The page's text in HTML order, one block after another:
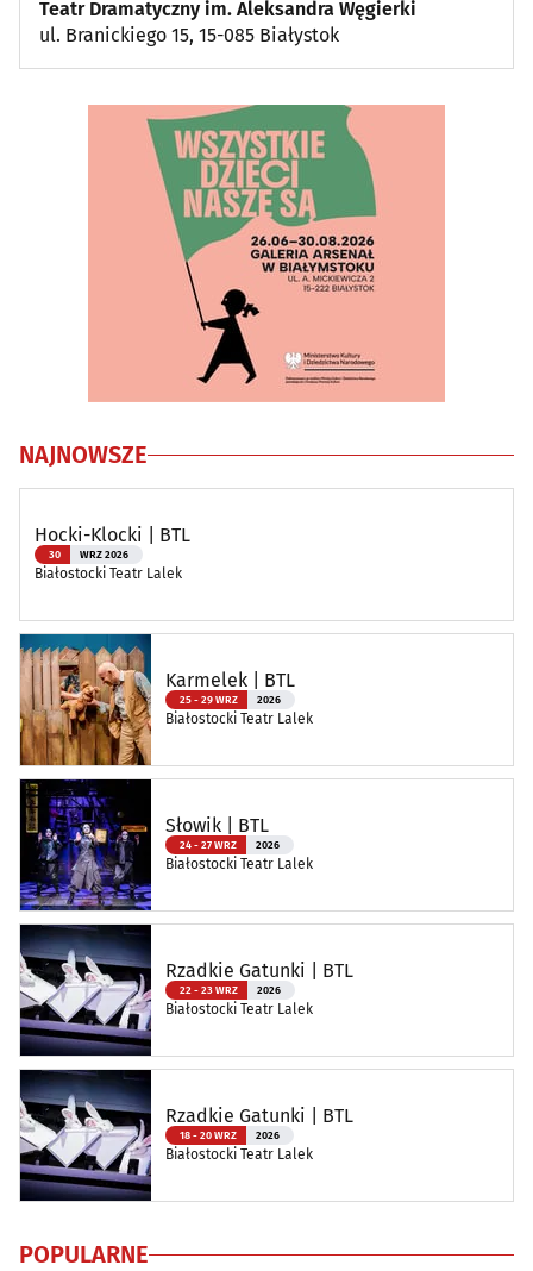
Teatr Dramatyczny im. Aleksandra Węgierki
ul. Branickiego 15, 15-085 Białystok
NAJNOWSZE
Hocki-Klocki | BTL
30 WRZ 2026
Białostocki Teatr Lalek
Karmelek | BTL
25 - 29 WRZ 2026
Białostocki Teatr Lalek
Słowik | BTL
24 - 27 WRZ 2026
Białostocki Teatr Lalek
Rzadkie Gatunki | BTL
22 - 23 WRZ 2026
Białostocki Teatr Lalek
Rzadkie Gatunki | BTL
18 - 20 WRZ 2026
Białostocki Teatr Lalek
POPULARNE